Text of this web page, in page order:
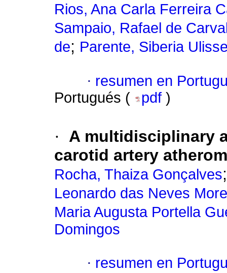
Rios, Ana Carla Ferreira
Sampaio, Rafael de
de; Parente, Siberia
· resumen en
Portugués (
pdf )
·
A multidisciplinary
carotid artery
Rocha, Thaiza Gonçalves
Leonardo das Neves
Maria Augusta Portella
Domingos
· resumen en